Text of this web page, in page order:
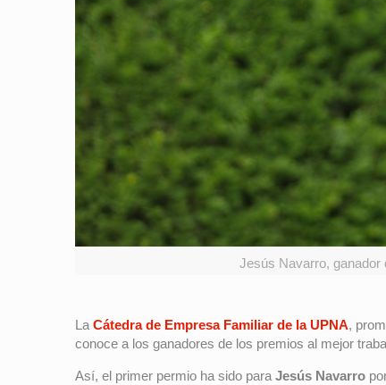
Jesús Navarro, ganador
La Cátedra de Empresa Familiar de la UPNA,
conoce a los ganadores de los premios al mejor
Así, el primer permio ha sido para Jesús Navarro